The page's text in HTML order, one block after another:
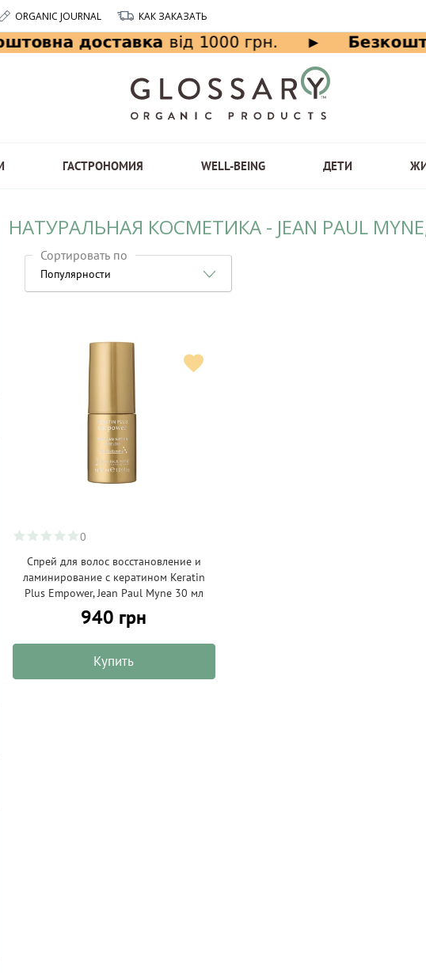
ORGANIC JOURNAL КАК ЗАКАЗАТЬ
ГАСТРОНОМИЯ WELL-BEING ДЕТИ
НАТУРАЛЬНАЯ КОСМЕТИКА - JEAN PAUL
Сортировать по
Популярности
0
Спрей для волос восстановление и
ламинирование с кератином Keratin
Plus Empower, Jean Paul Myne 30 мл
940 грн
Купить